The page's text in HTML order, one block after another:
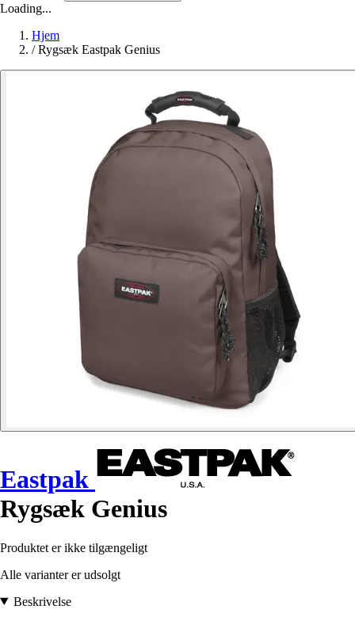
Loading...
Hjem
/ Rygsæk Eastpak Genius
Eastpak
Rygsæk Genius
Produktet er ikke tilgængeligt
Alle varianter er udsolgt
Beskrivelse